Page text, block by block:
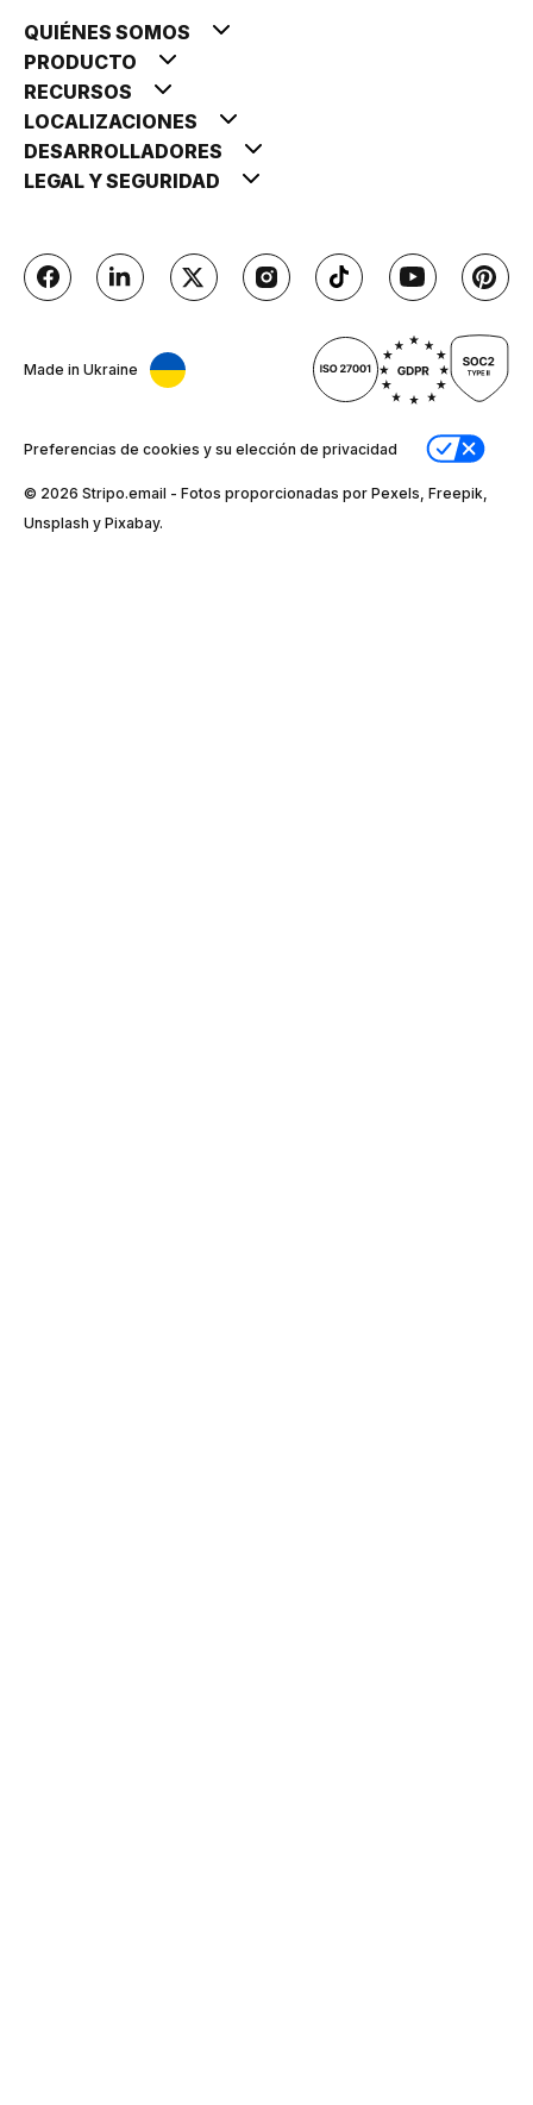
QUIÉNES SOMOS
PRODUCTO
RECURSOS
LOCALIZACIONES
DESARROLLADORES
LEGAL Y SEGURIDAD
Made in Ukraine
Preferencias de cookies y su elección de privacidad
© 2026 Stripо.email - Fotos proporcionadas por Pexels, Freepik,
Unsplash y Pixabay.